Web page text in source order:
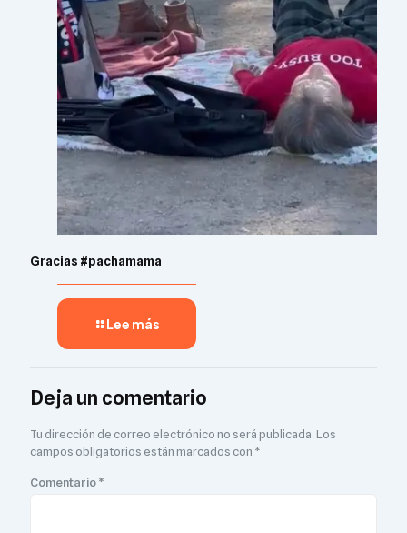
Gracias #pachamama
Lee más
Deja un comentario
Tu dirección de correo electrónico no será publicada.Los
campos obligatorios están marcados con *
Comentario*